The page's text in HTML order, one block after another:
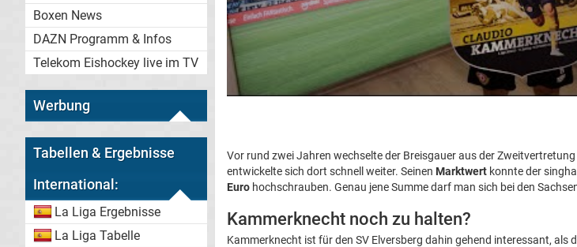
Boxen News
DAZN Programm & Infos
Telekom Eishockey live im TV
Werbung
Tabellen & Ergebnisse
International:
La Liga Ergebnisse
La Liga Tabelle
Vor rund zwei Jahren wechselte der Breisgauer aus der Zweitvertretung
entwickelte sich dort schnell weiter. Seinen Marktwert konnte der
Euro hochschrauben. Genau jene Summe darf man sich bei den
Kammerknecht noch zu halten?
Kammerknecht ist für den SV Elversberg dahin gehend interessant, als